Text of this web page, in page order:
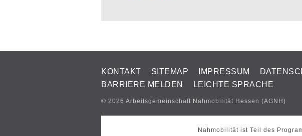
KONTAKT SITEMAP IMPRESSUM
BARRIERE MELDEN
LEICHTE SPRACHE
© 2026 Arbeitsgemeinschaft Nahmobilität Hessen (AGNH)
Nahmobilität ist Teil des